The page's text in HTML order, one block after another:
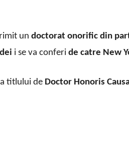
un doctorat onorific din
i se va conferi de catre New
titlului de Doctor Honoris